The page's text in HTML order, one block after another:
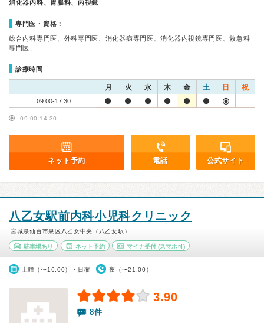
消化器内科、胃腸科、内視鏡
専門医・資格：
総合内科専門医、外科専門医、消化器病専門医、消化器内視鏡専門医、救急科
専門医、…
診療時間
月 火 水 木 金 土 日 祝
09:00-17:30
09:00-14:30
ネット予約 電話 公式サイト
八乙女駅前内科小児科クリニック
宮城県仙台市泉区八乙女中央（八乙女駅）
駐車場あり ネット予約 マイナ受付 (スマホ可)
土曜（〜16:00）・日曜 夜（〜21:00）
3.90
8件